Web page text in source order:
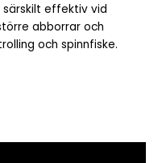
särskilt effektiv vid
abborrar och
och spinnfiske.